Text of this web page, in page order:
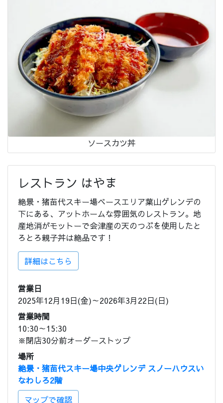
ソースカツ丼
レストラン はやま
絶景・猪苗代スキー場ベースエリア葉山ゲレンデの
下にある、アットホームな雰囲気のレストラン。地
産地消がモットーで会津産の天のつぶを使用したと
ろとろ親子丼は絶品です！
詳細はこちら
営業日
2025年12月19日(金)～2026年3月22日(日)
営業時間
10:30～15:30
※閉店30分前オーダーストップ
場所
絶景・猪苗代スキー場中央ゲレンデ スノーハウスい
なわしろ2階
マップで確認